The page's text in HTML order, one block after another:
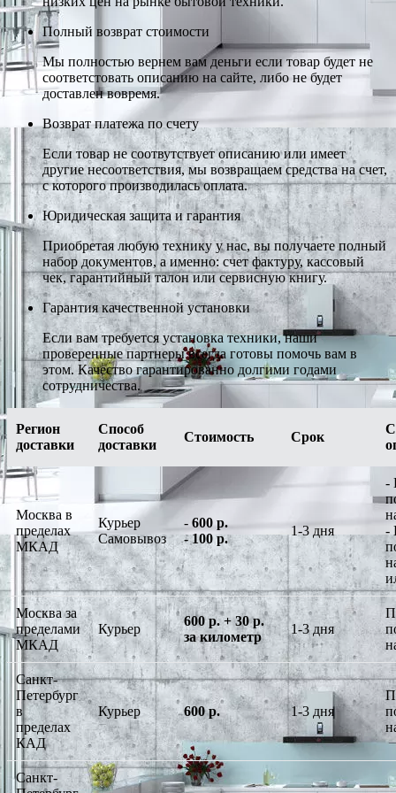
Полный возврат стоимости
Мы полностью вернем вам деньги если товар будет не
соответстовать описанию на сайте, либо не будет
доставлен вовремя.
Возврат платежа по счету
Если товар не соотвутствует описанию или имеет
другие несоответствия, мы возвращаем средства на счет,
с которого производилась оплата.
Юридическая защита и гарантия
Приобретая любую технику у нас, вы получаете полный
набор документов, а именно: счет фактуру, кассовый
чек, гарантийный талон или сервисную книгу.
Гарантия качественной установки
Если вам требуется установка техники, наши
проверенные партнеры всегда готовы помочь вам в
этом. Качество гарантированно долгими годами
сотрудничества.
Регион
доставки
Способ
доставки
Стоимость Срок
Москва в
пределах
МКАД
Курьер
Самовывоз
- 600 р.
-100 р.
1-3 дня
-
-
Москва за
пределами
МКАД
Курьер
600 р. + 30 р.
за километр
1-3 дня
Санкт-
Петербург
в
пределах
КАД
Курьер 600 р. 1-3 дня
Санкт-